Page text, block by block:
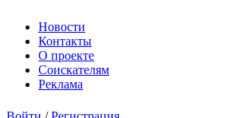
Новости
Контакты
О проекте
Соискателям
Реклама